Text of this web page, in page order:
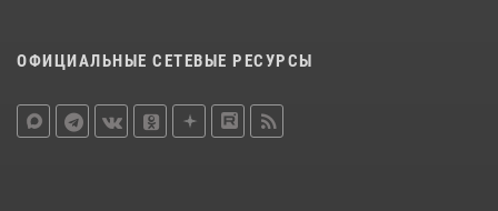
ОФИЦИАЛЬНЫЕ СЕТЕВЫЕ РЕСУРСЫ